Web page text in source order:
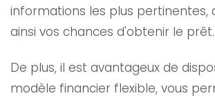
informations les plus pertinentes,
ainsi vos chances d'obtenir le prêt.
De plus, il est avantageux de
modèle financier flexible, vous